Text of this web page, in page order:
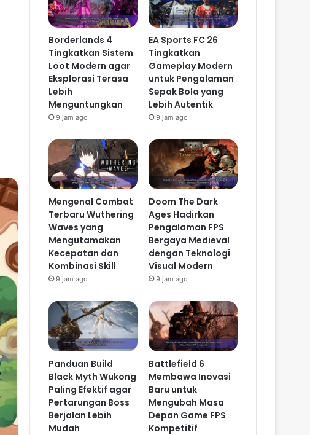
Borderlands 4
Tingkatkan Sistem
Loot Modern agar
Eksplorasi Terasa
Lebih
Menguntungkan
9 jam ago
EA Sports FC 26
Tingkatkan
Gameplay Modern
untuk Pengalaman
Sepak Bola yang
Lebih Autentik
9 jam ago
Mengenal Combat
Terbaru Wuthering
Waves yang
Mengutamakan
Kecepatan dan
Kombinasi Skill
9 jam ago
Doom The Dark
Ages Hadirkan
Pengalaman FPS
Bergaya Medieval
dengan Teknologi
Visual Modern
9 jam ago
Panduan Build
Black Myth Wukong
Paling Efektif agar
Pertarungan Boss
Berjalan Lebih
Mudah
Battlefield 6
Membawa Inovasi
Baru untuk
Mengubah Masa
Depan Game FPS
Kompetitif